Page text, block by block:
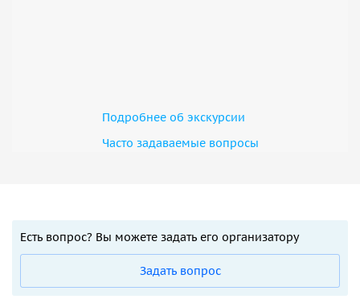
Подробнее об экскурсии
Часто задаваемые вопросы
Есть вопрос? Вы можете задать его организатору
Задать вопрос